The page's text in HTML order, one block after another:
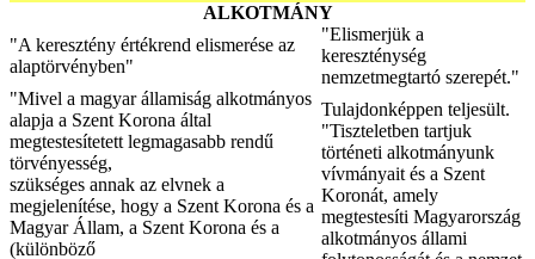
ALKOTMÁNY
"A keresztény értékrend elismerése az
alaptörvényben"
"Elismerjük a
kereszténység
nemzetmegtartó szerepét."
"Mivel a magyar államiság alkotmányos
alapja a Szent Korona által
megtestesítetett legmagasabb rendű
törvényesség,
szükséges annak az elvnek a
megjelenítése, hogy a Szent Korona és a
Magyar Állam, a Szent Korona és a
(különböző
Tulajdonképpen teljesült.
"Tiszteletben tartjuk
történeti alkotmányunk
vívmányait és a Szent
Koronát, amely
megtestesíti Magyarország
alkotmányos állami